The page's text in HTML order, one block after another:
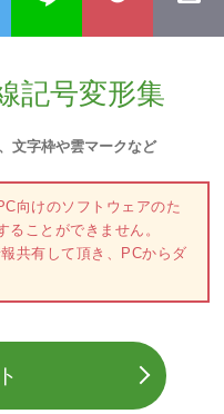
記号変形集
文字枠や雲マークなど
向けのソフトウェアのた
ことができません。
共有して頂き、PCからダ